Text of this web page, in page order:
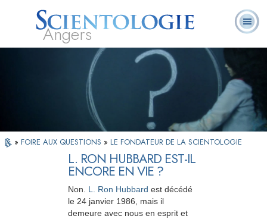
Angers
Qu’est-ce que la
Scientologie ?
Ministres
volontaires
Foire aux
questions
» FOIRE AUX QUESTIONS » LE FONDATEUR DE LA SCIENTOLOGIE
L. RON HUBBARD EST-IL
ENCORE EN VIE ?
Non. L. Ron Hubbard est décédé
le 24 janvier 1986, mais il
demeure avec nous en esprit et